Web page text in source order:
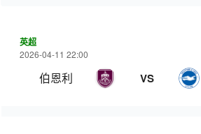
英超
2026-04-11 22:00
伯恩利 VS